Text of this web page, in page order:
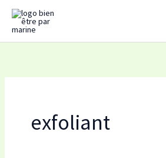
Aller
exfoliant